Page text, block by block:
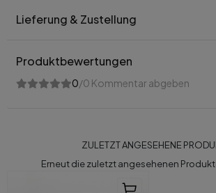
Lieferung & Zustellung
Produktbewertungen
0/0 Kommentar abgeben
ZULETZT ANGESEHENE
Erneut die zuletzt angesehenen